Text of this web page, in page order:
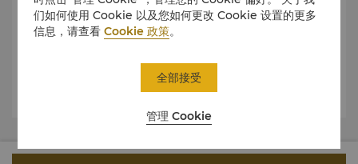
逆龄紧致身体裹敷
优质乳木果油和糖身体磨砂
们如何使用 Cookie 以及您如何更改 Cookie 设置的更多
信息，请查看Cookie 政策。
管理 Cookie
全部接受